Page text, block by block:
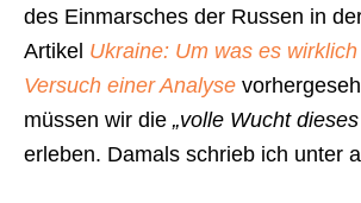
des Einmarsches der Russen in
Artikel Ukraine: Um was es
Versuch einer Analyse
müssen wir die „volle Wucht
erleben. Damals schrieb ich unter